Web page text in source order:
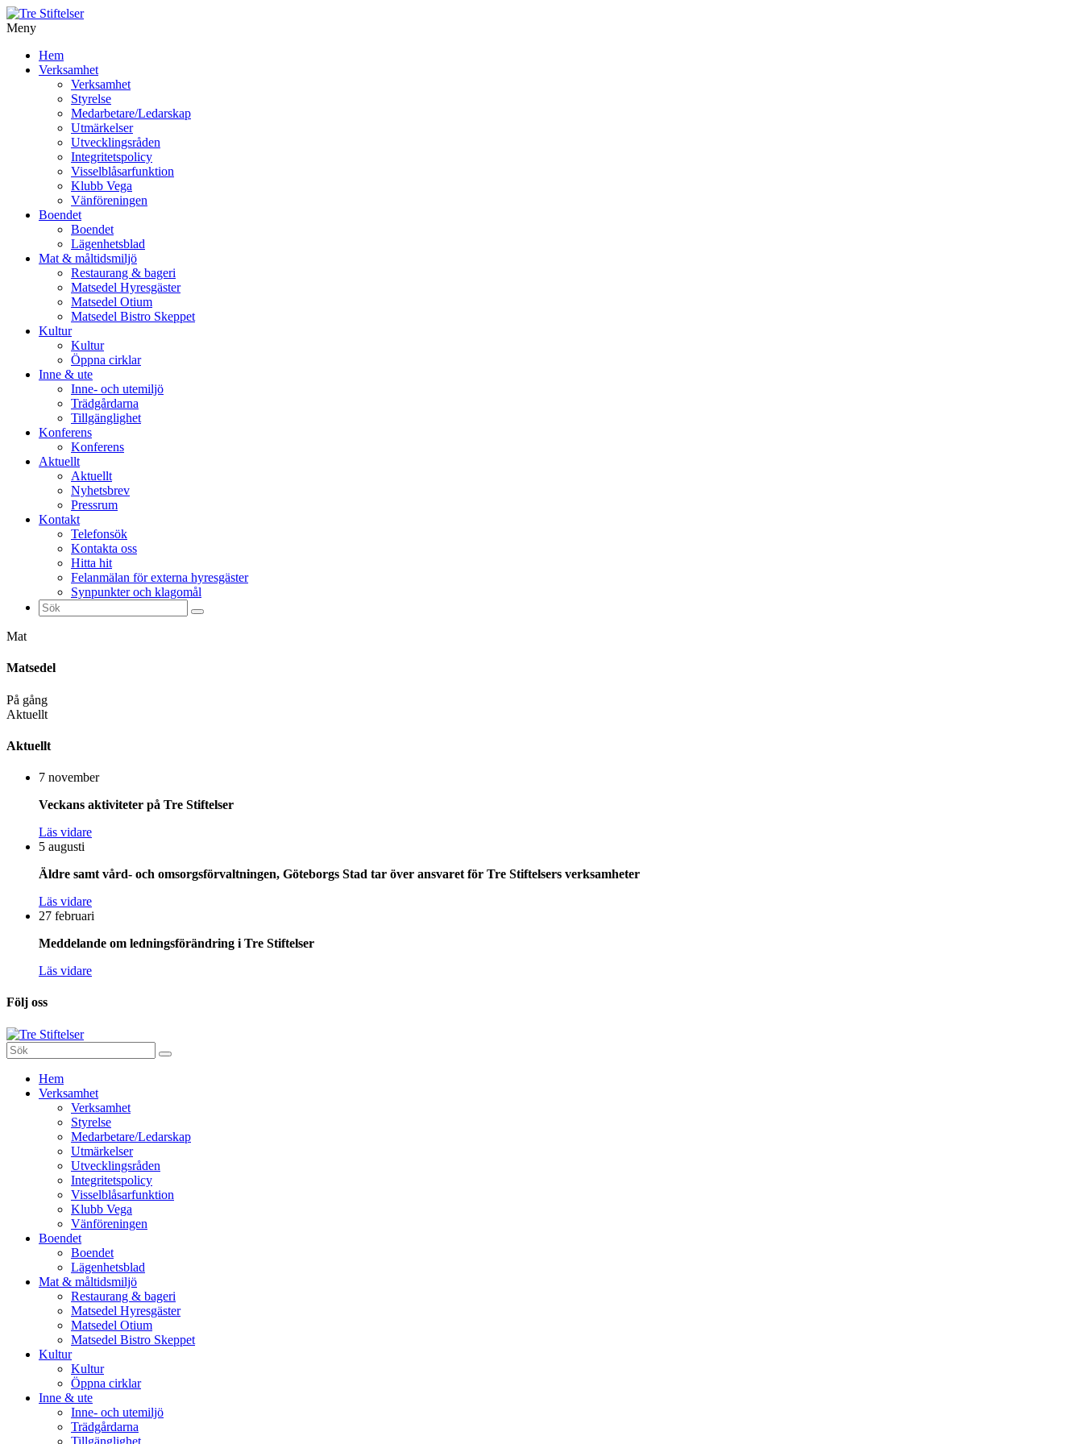
Meny
vidare
Hem
Verksamhet
Verksamhet
Styrelse
Medarbetare/Ledarskap
Utmärkelser
Utvecklingsråden
Integritetspolicy
Visselblåsarfunktion
Klubb Vega
Vänföreningen
Boendet
Boendet
Lägenhetsblad
Mat & måltidsmiljö
Restaurang & bageri
Matsedel Hyresgäster
Matsedel Otium
Matsedel Bistro Skeppet
Kultur
Kultur
Öppna cirklar
Inne & ute
Inne- och utemiljö
Trädgårdarna
Tillgänglighet
Konferens
Konferens
Aktuellt
Aktuellt
Nyhetsbrev
Pressrum
Kontakt
Telefonsök
Kontakta oss
Hitta hit
Felanmälan för externa hyresgäster
Synpunkter och klagomål
Sök
efter:
Mat
Matsedel
På gång
Aktuellt
Aktuellt
7 november
Veckans aktiviteter på Tre Stiftelser
Läs vidare
5 augusti
Äldre samt vård- och omsorgsförvaltningen, Göteborgs Stad tar över ansvaret för Tre Stiftelsers verksamheter
Läs vidare
27 februari
Meddelande om ledningsförändring i Tre Stiftelser
Läs vidare
Följ oss
Sök
efter:
vidare
Hem
Verksamhet
Verksamhet
Styrelse
Medarbetare/Ledarskap
Utmärkelser
Utvecklingsråden
Integritetspolicy
Visselblåsarfunktion
Klubb Vega
Vänföreningen
Boendet
Boendet
Lägenhetsblad
Mat & måltidsmiljö
Restaurang & bageri
Matsedel Hyresgäster
Matsedel Otium
Matsedel Bistro Skeppet
Kultur
Kultur
Öppna cirklar
Inne & ute
Inne- och utemiljö
Trädgårdarna
Tillgänglighet